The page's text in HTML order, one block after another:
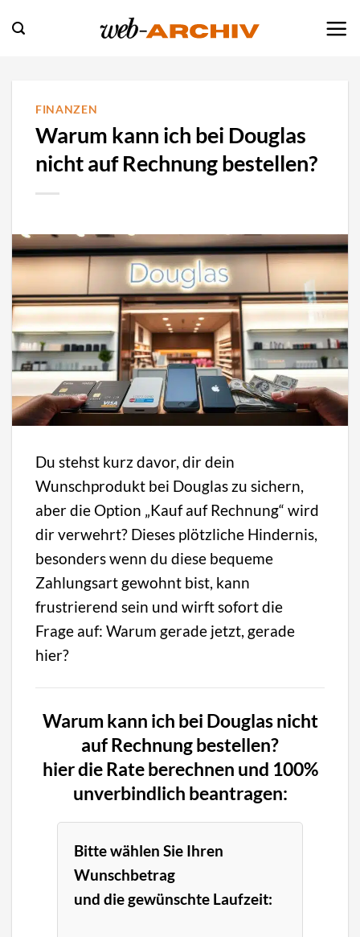
Inhalt
FINANZEN
Warum kann ich bei Douglas
nicht auf Rechnung bestellen?
Du stehst kurz davor, dir dein
Wunschprodukt bei Douglas zu sichern,
aber die Option „Kauf auf Rechnung“ wird
dir verwehrt? Dieses plötzliche Hindernis,
besonders wenn du diese bequeme
Zahlungsart gewohnt bist, kann
frustrierend sein und wirft sofort die
Frage auf: Warum gerade jetzt, gerade
hier?
Warum kann ich bei Douglas nicht
auf Rechnung bestellen?
hier die Rate berechnen und 100%
unverbindlich beantragen:
Bitte wählen Sie Ihren
Wunschbetrag
und die gewünschte Laufzeit: